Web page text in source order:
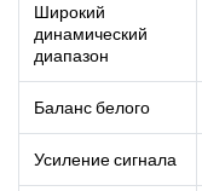
Широкий
динамический
диапазон
Баланс белого
Усиление сигнала